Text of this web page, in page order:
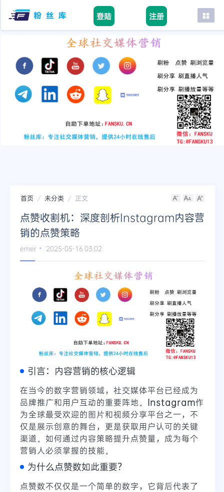
登陆 注册
首页
tiktok
youtube
instagram
首页 未分类 正文
点赞收割机：深度剖析Instagram内容营
销的点赞策略
emer 2025-05-16 03:02
引言：内容营销的核心逻辑
在当今的数字营销领域，社交媒体平台已经成为
品牌推广和用户互动的重要阵地。 Instagram作
为全球最受欢迎的图片和视频分享平台之一，不
仅是展示创意的舞台，更是获取用户认可的关键
渠道。如何通过内容策略提升点赞量，成为每个
营销人必须掌握的技能。
为什么点赞数如此重要？
点赞数不仅仅是一个简单的数字，它背后代表了